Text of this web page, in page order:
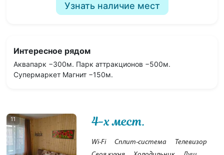
Узнать наличие мест
Интересное рядом
Аквапарк −300м. Парк аттракционов −500м.
Супермаркет Магнит −150м.
11 4-х мест.
Wi-Fi Сплит-система
Телевизор